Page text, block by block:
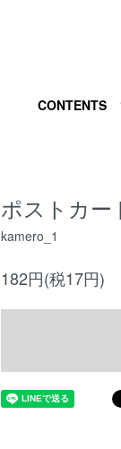
CONTENTS
ポストカー
kamero_1
182円(税17円)